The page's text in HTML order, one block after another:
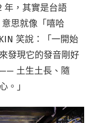
年，其實是台語
思就像「嘻哈
笑說：「一開始
發現它的發音剛好
土生土長、隨
。」